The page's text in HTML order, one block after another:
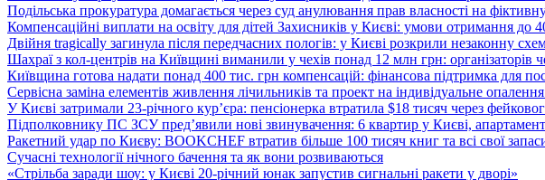
Подільська прокуратура домагається через суд анулювання прав власності на
Компенсаційні виплати на освіту для дітей Захисників у Києві: умови отримання до
Двійня tragically загинула після передчасних пологів: у Києві розкрили незаконну
Шахраї з кол-центрів на Київщині виманили у чехів понад 12 млн грн: організаторів
Київщина готова надати понад 400 тис. грн компенсацій: фінансова підтримка для
Сервісна заміна елементів живлення лічильників та проект на індивідуальне
У Києві затримали 23-річного кур’єра: пенсіонерка втратила $18 тисяч через
Підполковнику ПС ЗСУ пред’явили нові звинувачення: 6 квартир у Києві,
Ракетний удар по Києву: BOOKCHEF втратив більше 100 тисяч книг та всі свої
Сучасні технології нічного бачення та як вони розвиваються
«Стрільба заради шоу: у Києві 20-річний юнак запустив сигнальні ракети у дворі»